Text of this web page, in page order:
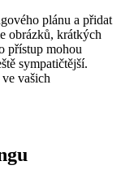
plánu a přidat
obrázků, krátkých
přístup mohou
sympatičtější.
vašich